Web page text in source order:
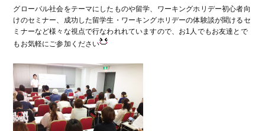
グローバル社会をテーマにしたものや留学、ワーキングホリデー初心者向
けのセミナー、成功した留学生・ワーキングホリデーの体験談が聞けるセ
ミナーなど様々な視点で行なわれれていますので、お1人でもお友達とで
もお気軽にご参加ください